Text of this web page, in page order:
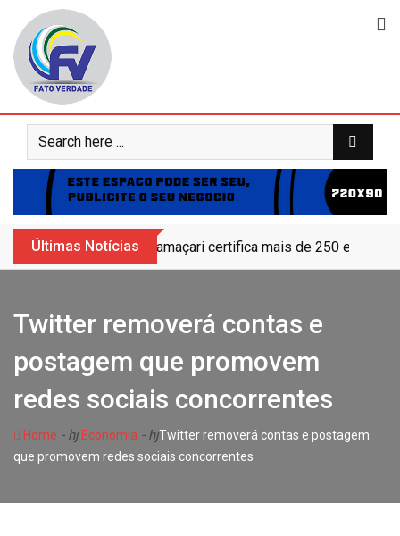
content
Últimas Notícias Camaçari certifica mais de 250
Twitter removerá contas e
postagem que promovem
redes sociais concorrentes
Home - hjEconomia - hjTwitter removerá contas e postagem
que promovem redes sociais concorrentes